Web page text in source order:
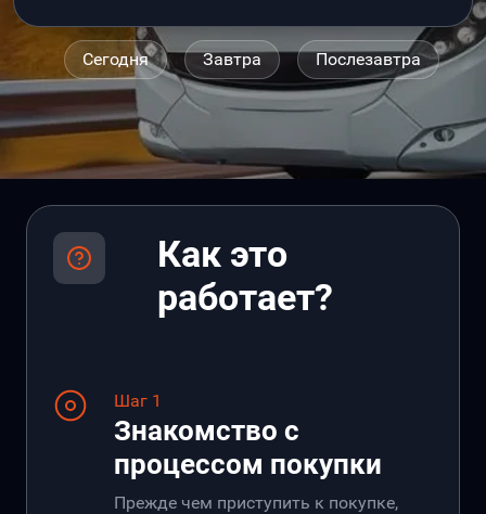
Сегодня Завтра Послезавтра
Как это
работает?
Шаг 1
Знакомство с
процессом покупки
Прежде чем приступить к покупке,